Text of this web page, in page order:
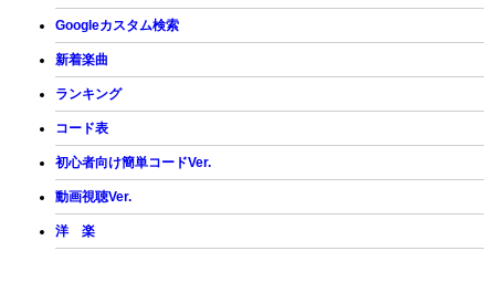
Googleカスタム検索
新着楽曲
ランキング
コード表
初心者向け簡単コードVer.
動画視聴Ver.
洋 楽